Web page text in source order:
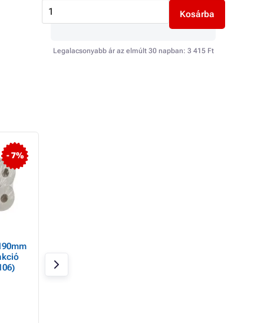
Kosárba
Legalacsonyabb ár az elmúlt 30 napban: 3 415 Ft
- 7%
190mm 2vrs. 100%
cellulóz 12db / eladó
csomagonként